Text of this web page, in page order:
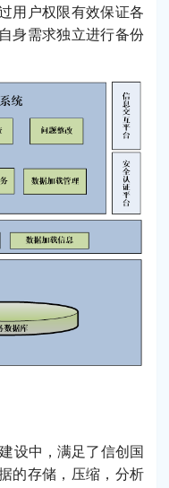
用户权限有效保证各
身需求独立进行备份
设中，满足了信创国
的存储，压缩，分析